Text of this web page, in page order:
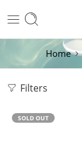
Home
Filters
SOLD OUT